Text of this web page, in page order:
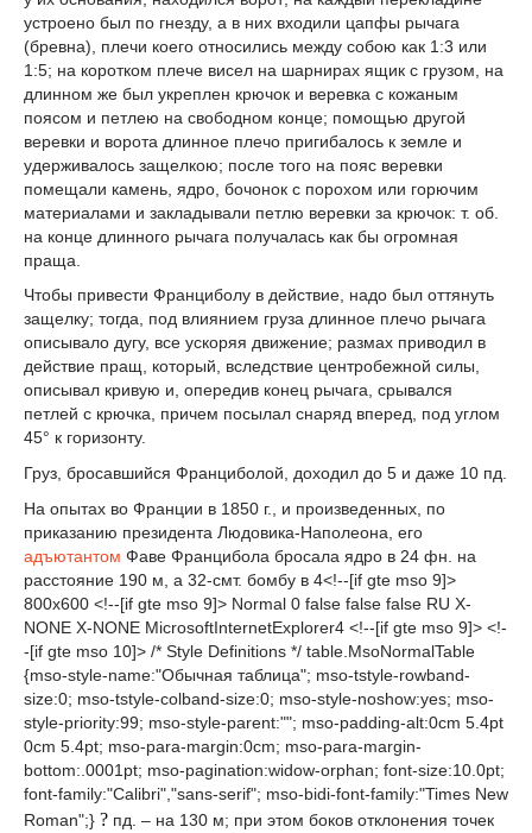
устроено был по гнезду, а в них входили цапфы рычага
(бревна), плечи коего относились между собою как 1:3 или
1:5; на коротком плече висел на шарнирах ящик с грузом, на
длинном же был укреплен крючок и веревка с кожаным
поясом и петлею на свободном конце; помощью другой
веревки и ворота длинное плечо пригибалось к земле и
удерживалось защелкою; после того на пояс веревки
помещали камень, ядро, бочонок с порохом или горючим
материалами и закладывали петлю веревки за крючок: т. об.
на конце длинного рычага получалась как бы огромная
праща.
Чтобы привести Франциболу в действие, надо был оттянуть
защелку; тогда, под влиянием груза длинное плечо рычага
описывало дугу, все ускоряя движение; размах приводил в
действие пращ, который, вследствие центробежной силы,
описывал кривую и, опередив конец рычага, срывался
петлей с крючка, причем посылал снаряд вперед, под углом
45° к горизонту.
Груз, бросавшийся Франциболой, доходил до 5 и даже 10 пд.
На опытах во Франции в 1850 г., и произведенных, по
приказанию президента Людовика-Наполеона, его
адъютантом Фаве Францибола бросала ядро в 24 фн. на
расстояние 190 м, а 32-смт. бомбу в 4<!--[if gte mso 9]>
800x600 <!--[if gte mso 9]> Normal 0 false false false RU X-
NONE X-NONE MicrosoftInternetExplorer4 <!--[if gte mso 9]> <!-
-[if gte mso 10]> /* Style Definitions */ table.MsoNormalTable
{mso-style-name:"Обычная таблица"; mso-tstyle-rowband-
size:0; mso-tstyle-colband-size:0; mso-style-noshow:yes; mso-
style-priority:99; mso-style-parent:""; mso-padding-alt:0cm 5.4pt
0cm 5.4pt; mso-para-margin:0cm; mso-para-margin-
bottom:.0001pt; mso-pagination:widow-orphan; font-size:10.0pt;
font-family:"Calibri","sans-serif"; mso-bidi-font-family:"Times New
Roman";} ? пд. – на 130 м; при этом боков отклонения точек